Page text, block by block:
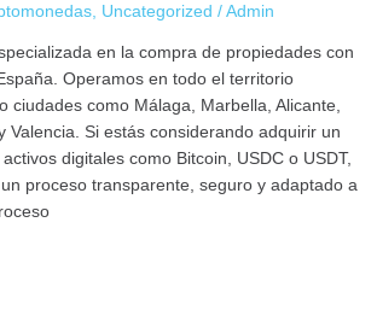
, Uncategorized / Admin
en la compra de propiedades con
Operamos en todo el territorio
ciudades como Málaga, Marbella, Alicante,
Valencia. Si estás considerando adquirir un
digitales como Bitcoin, USDC o USDT,
proceso transparente, seguro y adaptado a